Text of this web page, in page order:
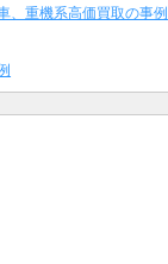
、重機系高価買取の事例